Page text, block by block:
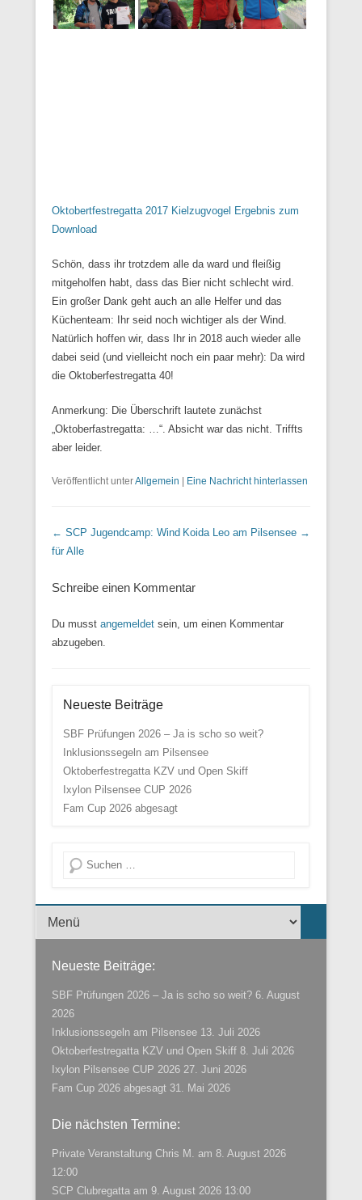
Oktobertfestregatta 2017 Kielzugvogel Ergebnis zum
Download
Schön, dass ihr trotzdem alle da ward und fleißig
mitgeholfen habt, dass das Bier nicht schlecht wird.
Ein großer Dank geht auch an alle Helfer und das
Küchenteam: Ihr seid noch wichtiger als der Wind.
Natürlich hoffen wir, dass Ihr in 2018 auch wieder alle
dabei seid (und vielleicht noch ein paar mehr): Da wird
die Oktoberfestregatta 40!
Anmerkung: Die Überschrift lautete zunächst
„Oktoberfastregatta: …“. Absicht war das nicht. Triffts
aber leider.
Veröffentlicht unterAllgemein Eine Nachricht hinterlassen
Beitrags Übersicht
← SCP Jugendcamp: Wind
für Alle
Koida Leo am Pilsensee →
Schreibe einen Kommentar
Du musst angemeldet sein, um einen Kommentar
abzugeben.
Neueste Beiträge
SBF Prüfungen 2026 – Ja is scho so weit?
Inklusionssegeln am Pilsensee
Oktoberfestregatta KZV und Open Skiff
Ixylon Pilsensee CUP 2026
Fam Cup 2026 abgesagt
Suche
Menü der Fußzeile
Neueste Beiträge:
SBF Prüfungen 2026 – Ja is scho so weit? 6. August
2026
Inklusionssegeln am Pilsensee 13. Juli 2026
Oktoberfestregatta KZV und Open Skiff 8. Juli 2026
Ixylon Pilsensee CUP 2026 27. Juni 2026
Fam Cup 2026 abgesagt 31. Mai 2026
Die nächsten Termine:
Private Veranstaltung Chris M.
am 8. August 2026
12:00
SCP Clubregatta am 9. August 2026 13:00